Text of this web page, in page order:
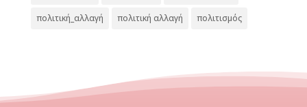
πολιτική_αλλαγή πολιτική αλλαγή πολιτισμός